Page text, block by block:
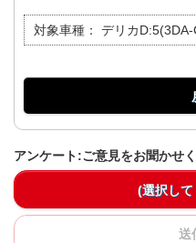
対象車種： デリカD:5(3DA-
アンケート:ご意見をお聞かせ
(選択し
送